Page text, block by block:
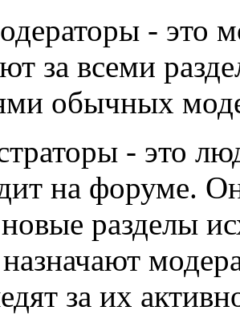
- это
за всеми
обычных
- это
на форуме.
разделы
за их